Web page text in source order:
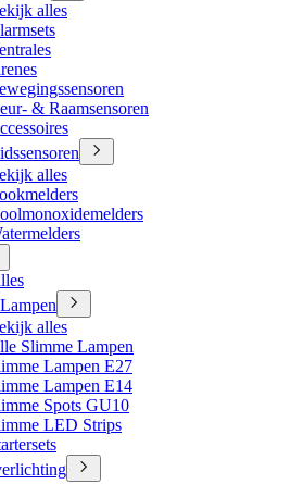
alles
& Raamsensoren
alles
alles
Slimme Lampen
Lampen E27
Lampen E14
Spots GU10
LED Strips